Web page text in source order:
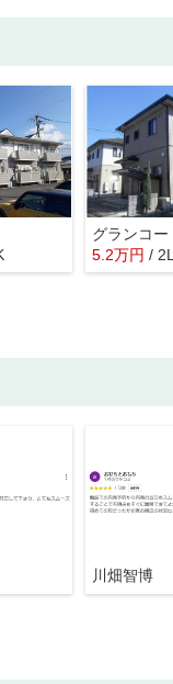
グランコ
5.2万円 /
川畑智博